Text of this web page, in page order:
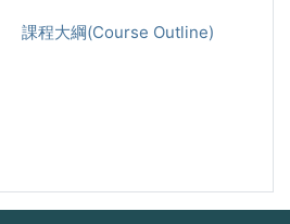
課程大綱(Course Outline)